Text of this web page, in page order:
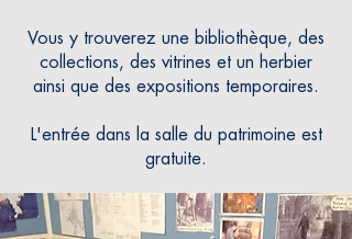
Vous y trouverez une bibliothèque, des
collections, des vitrines et un herbier
ainsi que des expositions temporaires.
L'entrée dans la salle du patrimoine est
gratuite.